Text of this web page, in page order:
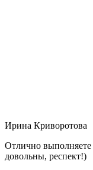
Ирина Криворотова
Отлично выполняете
довольны, респект!)